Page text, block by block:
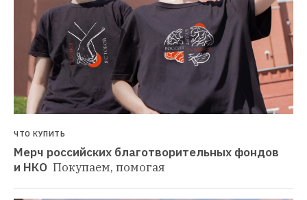
ЧТО КУПИТЬ
Мерч российских благотворительных фондов
и НКО Покупаем, помогая